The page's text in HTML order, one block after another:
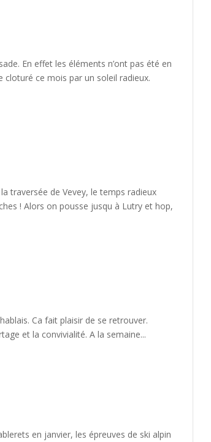
En effet les éléments n’ont pas été en
ce mois par un soleil radieux.
traversée de Vevey, le temps radieux
! Alors on pousse jusqu à Lutry et hop,
Ca fait plaisir de se retrouver.
et la convivialité. A la semaine...
en janvier, les épreuves de ski alpin